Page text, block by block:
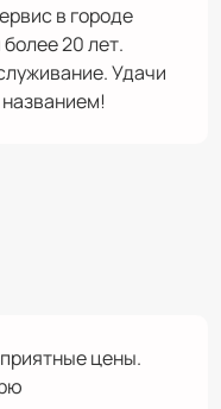
в городе
20 лет.
Удачи
цены.